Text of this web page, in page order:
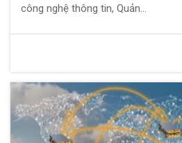
công nghệ thông tin, Quản...